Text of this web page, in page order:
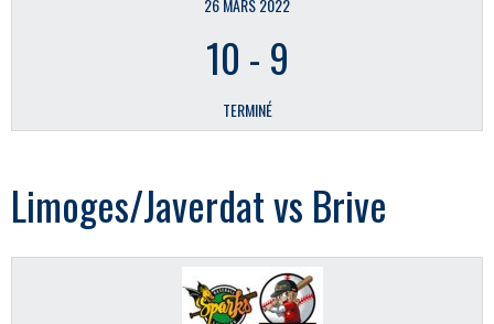
26 MARS 2022
10 - 9
TERMINÉ
Limoges/Javerdat vs Brive